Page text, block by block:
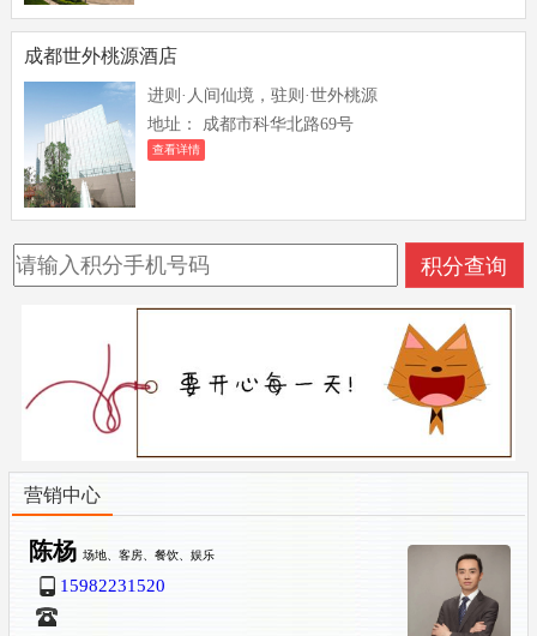
成都世外桃源酒店
进则·人间仙境，驻则·世外桃源
地址： 成都市科华北路69号
查看详情
营销中心
陈杨 场地、客房、餐饮、娱乐
15982231520